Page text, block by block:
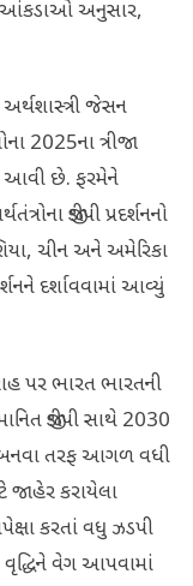
આંકડાઓ અનુસાર,
અર્થશાસ્ત્રી જેસન
2025ના ત્રીજા
આવી છે. ફરમેને
જીડીપી પ્રદર્શનનો
ચીન અને અમેરિકા
દર્શાવવામાં આવ્યું
પર ભારત ભારતની
જીડીપી સાથે 2030
બનવા તરફ આગળ વધી
જાહેર કરાયેલા
કરતાં વધુ ઝડપી
વૃદ્ધિને વેગ આપવામાં